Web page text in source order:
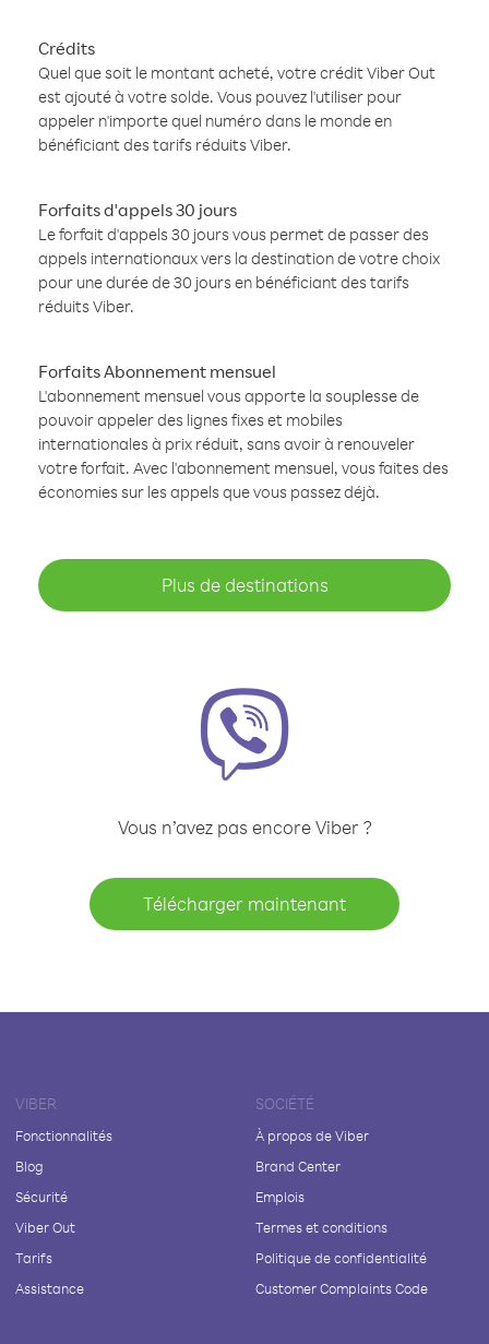
Crédits
Quel que soit le montant acheté, votre crédit Viber Out
est ajouté à votre solde. Vous pouvez l'utiliser pour
appeler n'importe quel numéro dans le monde en
bénéficiant des tarifs réduits Viber.
Forfaits d'appels 30 jours
Le forfait d'appels 30 jours vous permet de passer des
appels internationaux vers la destination de votre choix
pour une durée de 30 jours en bénéficiant des tarifs
réduits Viber.
Forfaits Abonnement mensuel
L'abonnement mensuel vous apporte la souplesse de
pouvoir appeler des lignes fixes et mobiles
internationales à prix réduit, sans avoir à renouveler
votre forfait. Avec l'abonnement mensuel, vous faites des
économies sur les appels que vous passez déjà.
Plus de destinations
Vous n’avez pas encore Viber ?
Télécharger maintenant
VIBER
Fonctionnalités
Blog
Sécurité
Viber Out
Tarifs
Assistance
SOCIÉTÉ
À propos de Viber
Brand Center
Emplois
Termes et conditions
Politique de confidentialité
Customer Complaints Code